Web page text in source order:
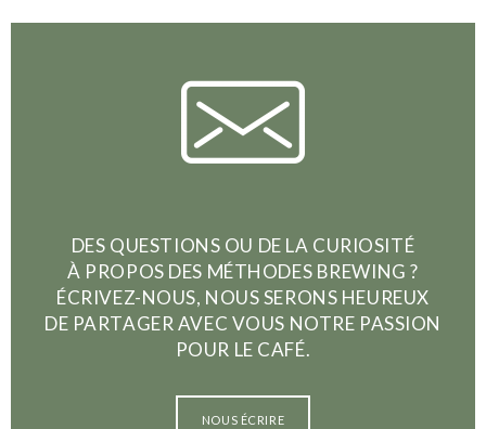
DES QUESTIONS OU DE LA CURIOSITÉ
À PROPOS DES MÉTHODES BREWING ?
ÉCRIVEZ-NOUS, NOUS SERONS HEUREUX
DE PARTAGER AVEC VOUS NOTRE PASSION
POUR LE CAFÉ.
NOUS ÉCRIRE